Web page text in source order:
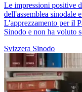
Le impressioni positive
dell'assemblea sinodale
L'apprezzamento per il
Sinodo e non ha voluto
Svizzera Sinodo